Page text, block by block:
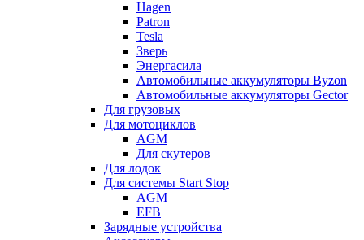
Hagen
Patron
Tesla
Зверь
Энергасила
Автомобильные аккумуляторы Byzon
Автомобильные аккумуляторы Gector
Для грузовых
Для мотоциклов
AGM
Для скутеров
Для лодок
Для системы Start Stop
AGM
EFB
Зарядные устройства